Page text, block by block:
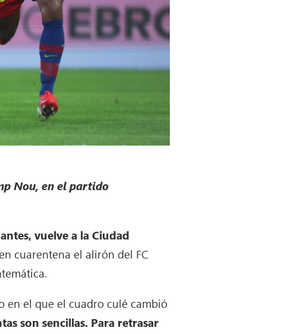
Nou, en el partido
vuelve a la Ciudad
cuarentena el alirón del FC
en el que el cuadro culé cambió
son sencillas. Para retrasar